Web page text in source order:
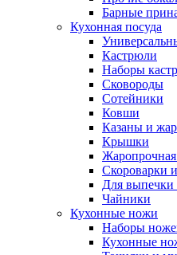
Барные
Кухонная посуда
Кастрюли
Наборы
Сковороды
Сотейники
Ковши
Казаны и
Крышки
Скороварки
Для выпечки
Чайники
Кухонные ножи
Наборы
Кухонные